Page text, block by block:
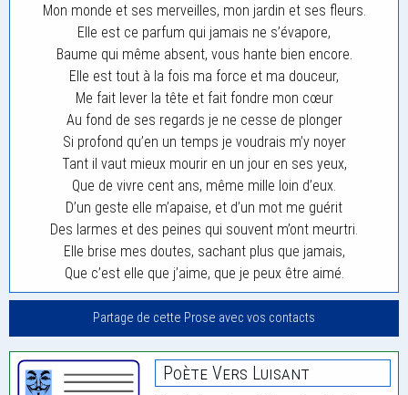
Mon monde et ses merveilles, mon jardin et ses fleurs.
Elle est ce parfum qui jamais ne s’évapore,
Baume qui même absent, vous hante bien encore.
Elle est tout à la fois ma force et ma douceur,
Me fait lever la tête et fait fondre mon cœur
Au fond de ses regards je ne cesse de plonger
Si profond qu’en un temps je voudrais m’y noyer
Tant il vaut mieux mourir en un jour en ses yeux,
Que de vivre cent ans, même mille loin d’eux.
D’un geste elle m’apaise, et d’un mot me guérit
Des larmes et des peines qui souvent m’ont meurtri.
Elle brise mes doutes, sachant plus que jamais,
Que c’est elle que j’aime, que je peux être aimé.
Partage de cette Prose avec vos contacts
Poète Vers Luisant